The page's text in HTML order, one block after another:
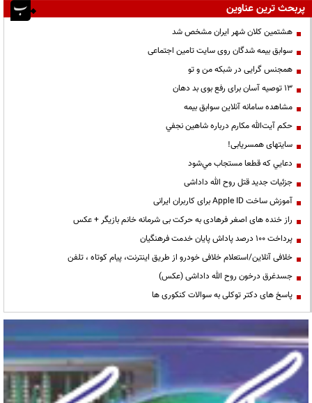
پربحث ترین عناوین
هشتمین کلان شهر ایران مشخص شد
سوابق بیمه شدگان روی سایت تامین اجتماعی
همجنس گرایی در شبکه من و تو
13 توصیه آسان برای رفع بوی بد دهان
مشاهده سامانه آنلاين سوابق بیمه
حكم آيت‌الله مكارم درباره شاهين نجفي
سایتهای همسریابی!
دعايي كه قطعا مستجاب مي‌شود
جزئیات جدید قتل روح الله داداشی
آموزش ساخت Apple ID برای کاربران ایرانی
راز خنده های اصغر فرهادی به حرکت بی شرمانه خانم بازیگر + عکس
پرداخت ۱۰۰ درصد پاداش پایان خدمت فرهنگیان
خلافی آنلاین/استعلام خلافی خودرو از طریق اینترنت، پیام کوتاه ، تلفن
جسدغرق درخون روح الله داداشی (عکس)
پاسخ های دکتر توکلی به سوالات کنکوری ها